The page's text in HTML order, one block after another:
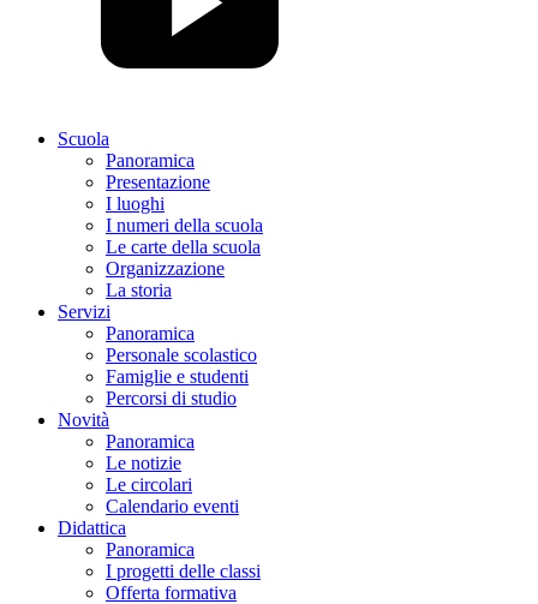
Scuola
Panoramica
Presentazione
I luoghi
I numeri della scuola
Le carte della scuola
Organizzazione
La storia
Servizi
Panoramica
Personale scolastico
Famiglie e studenti
Percorsi di studio
Novità
Panoramica
Le notizie
Le circolari
Calendario eventi
Didattica
Panoramica
I progetti delle classi
Offerta formativa